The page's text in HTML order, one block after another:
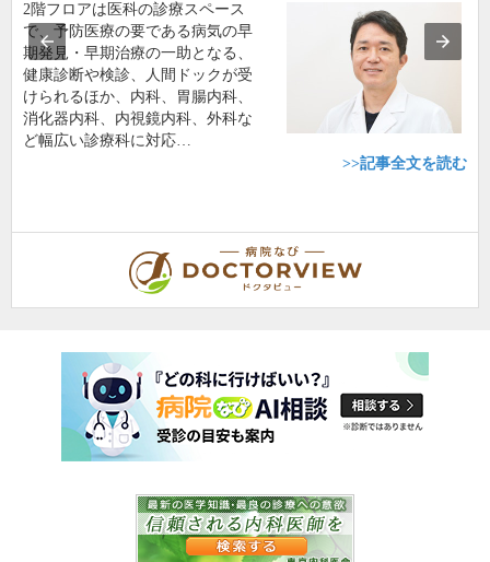
2階フロアは医科の診療スペース
で、予防医療の要である病気の早
期発見・早期治療の一助となる、
健康診断や検診、人間ドックが受
けられるほか、内科、胃腸内科、
消化器内科、内視鏡内科、外科な
ど幅広い診療科に対応…
>>記事全文を読む